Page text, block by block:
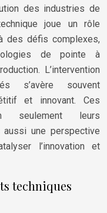
des industries de
joue un rôle
des défis complexes,
de pointe à
L’intervention
s’avère souvent
et innovant. Ces
seulement leurs
aussi une perspective
l’innovation et
techniques